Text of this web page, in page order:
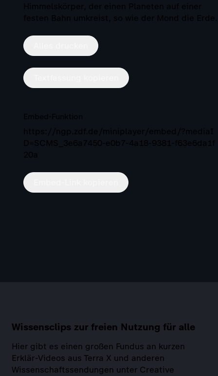
Himmelskörper, der einen Planeten auf einer
festen Bahn umkreist, so wie der Mond die Erde.
Embed-Funktion
https://ngp.zdf.de/miniplayer/embed/?mediaI
D=SCMS_3e6a7450-e0b7-4a18-9381-f63e6da1f
20a
Wissensclips zur freien Nutzung für alle
Hier gibt es einen großen Fundus an kurzen
Erklär-Videos aus Terra X und anderen
Wissenschaftssendungen unter Creative